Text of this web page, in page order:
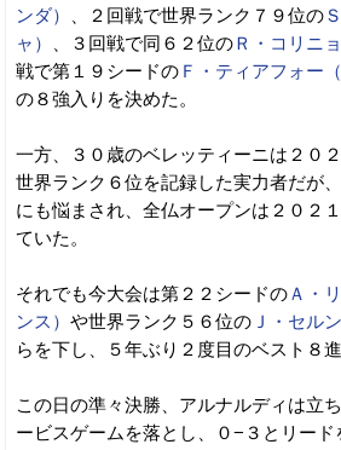
ンダ）
、２回戦で世界ランク７９位の
ャ）
、３回戦で同６２位のＲ・コリニ
戦で第１９シードの Ｆ・ティアフォー
の８強入りを決めた。
一方、３０歳のベレッティーニは２０
世界ランク６位を記録した実力者だが
にも悩まされ、全仏オープンは２０２
ていた。
それでも今大会は第２２シードのＡ・
ンス） や世界ランク５６位の Ｊ・セル
らを下し、５年ぶり２度目のベスト８
この日の準々決勝、アルナルディは立
ービスゲームを落とし、０−３とリー